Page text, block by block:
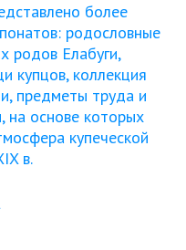
более
родословные
родов Елабуги,
купцов, коллекция
предметы труда и
на основе которых
купеческой
в.